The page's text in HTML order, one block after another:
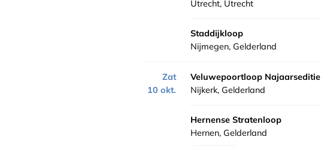
Utrecht, Utrecht
Staddijkloop
Nijmegen, Gelderland
Zat
10 okt.
Veluwepoortloop Najaarseditie
Nijkerk, Gelderland
Hernense Stratenloop
Hernen, Gelderland